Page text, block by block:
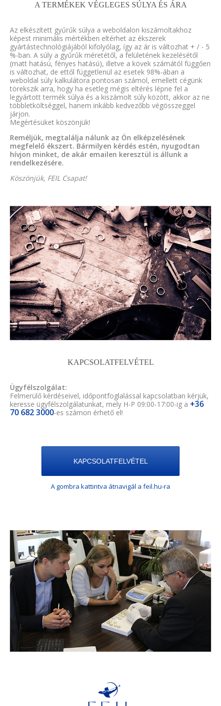
A TERMÉKEK VÉGLEGES SÚLYA ÉS ÁRA
Az elkészített gyűrűk súlya a weboldalon kiszámoltakhoz
képest minimális mértékben eltérhet az ékszerek
gyártástechnológiájából kifolyólag, így az ár is változhat + / - 5
%-ban. A súly a gyűrűk méretétől, a felületének kezelésétől
(matt hatású, fényes hatású), illetve a kövek számától függően
is változhat, de ettől függetlenül az esetek 98%-ában a
weboldal súly kalkulátora pontosan számol, emellett cégünk
törekszik arra, hogy ha esetleg mégis eltérés lépne fel a
legyártott termék súlya és a kiszámolt súly között, akkor az ne
többletköltséggel, hanem inkább kedvezőbb végösszeggel
járjon.
Megértésüket köszönjük!
Reméljük, megtalálja nálunk az Ön elképzelésének
megfelelő ékszert. Bármilyen kérdés estén, nyugodtan
hívjon minket, de akár emailen keresztül is állunk a
rendelkezésére.
Köszönjük, FEIL Csapat!
KAPCSOLATFELVÉTEL
Ügyfélszolgálat:
Felmerülő kérdéseivel, időpontfoglalással kapcsolatban kérjük,
keresse ügyfélszolgálatunkat, mely H-P 09:00-17:00-ig a +36
70 682 3000-es számon érhető el!
KAPCSOLATFELVÉTEL
A gombra kattintva átnavigál a feil.hu-ra